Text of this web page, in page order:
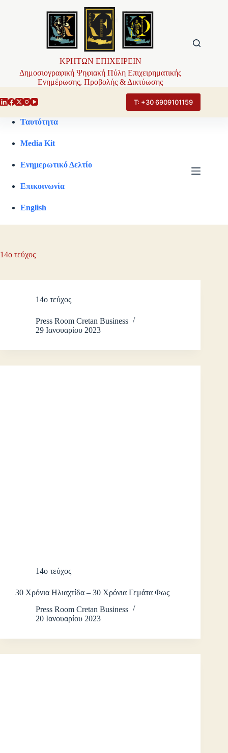
ΚΡΗΤΩΝ ΕΠΙΧΕΙΡΕΙΝ
Δημοσιογραφική Ψηφιακή Πύλη Επιχειρηματικής
Ενημέρωσης, Προβολής & Δικτύωσης
Τ: +30 6909101159
Ταυτότητα
Media Kit
Ενημερωτικό Δελτίο
Επικοινωνία
English
14ο τεύχος
14ο τεύχος
Press Room Cretan Business
29 Ιανουαρίου 2023
14ο τεύχος
30 Χρόνια Ηλιαχτίδα – 30 Χρόνια Γεμάτα Φως
Press Room Cretan Business
20 Ιανουαρίου 2023